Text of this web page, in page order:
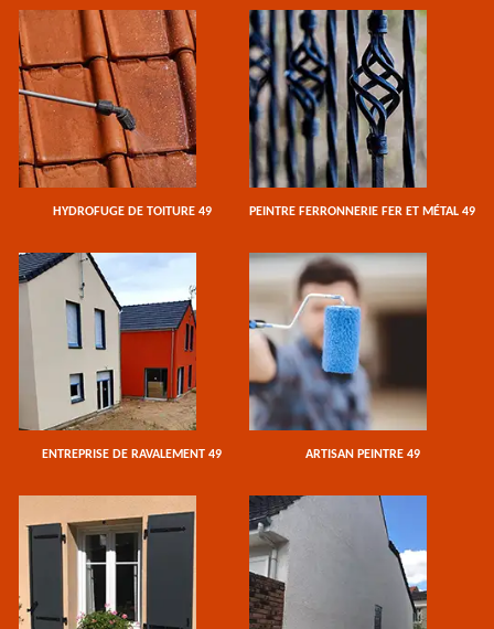
HYDROFUGE DE TOITURE 49 PEINTRE FERRONNERIE FER ET MÉTAL 49
ENTREPRISE DE RAVALEMENT 49 ARTISAN PEINTRE 49